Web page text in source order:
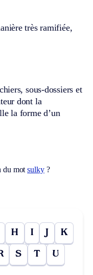
très ramifiée,
sous-dossiers et
dont la
la forme d’un
du motsulky?
H I J K
S T U